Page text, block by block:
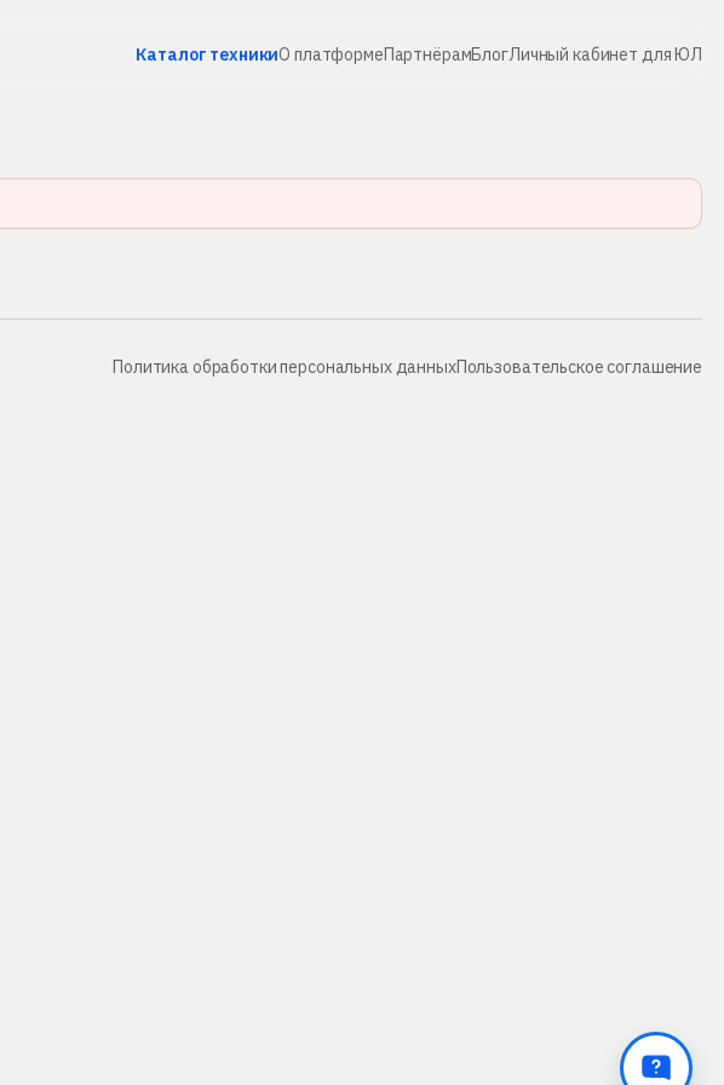
Каталог техникиО платформеПартнёрамБлогЛичный кабинет для ЮЛ
Политика обработки персональных данныхПользовательское соглашение